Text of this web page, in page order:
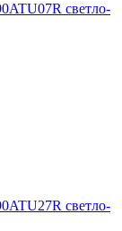
светло-
светло-